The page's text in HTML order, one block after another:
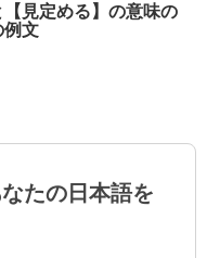
【見定める】の意味の
例文
たの日本語を